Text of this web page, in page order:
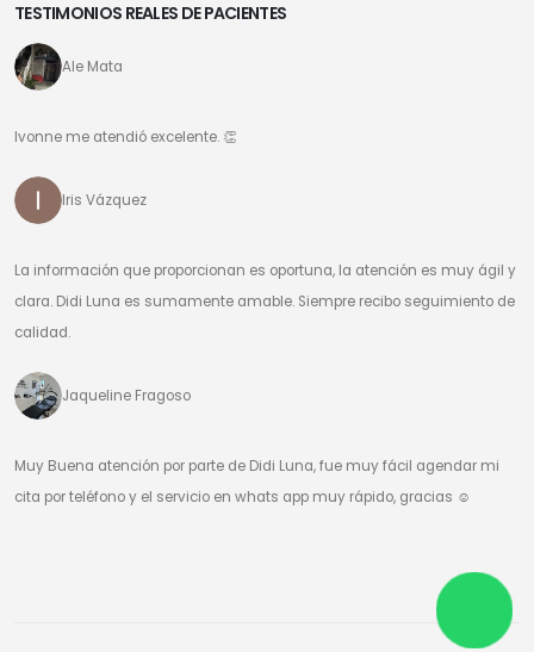
TESTIMONIOS REALES DE PACIENTES
Ale Mata
Ivonne me atendió excelente. 👏
Iris Vázquez
La información que proporcionan es oportuna, la atención es muy ágil y
clara. Didi Luna es sumamente amable. Siempre recibo seguimiento de
calidad.
Jaqueline Fragoso
Muy Buena atención por parte de Didi Luna, fue muy fácil agendar mi
cita por teléfono y el servicio en whats app muy rápido, gracias ☺️